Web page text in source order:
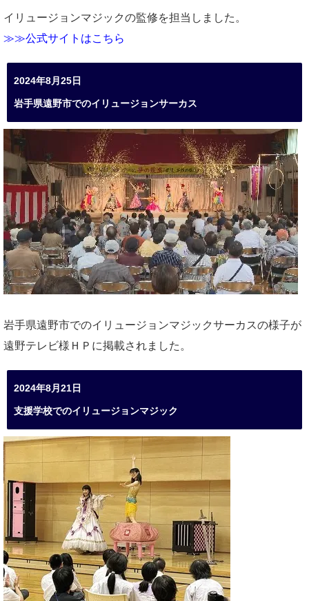
イリュージョンマジックの監修を担当しました。
≫≫公式サイトはこちら
2024年8月25日
岩手県遠野市でのイリュージョンサーカス
岩手県遠野市でのイリュージョンマジックサーカスの様子が
遠野テレビ様ＨＰに掲載されました。
2024年8月21日
支援学校でのイリュージョンマジック